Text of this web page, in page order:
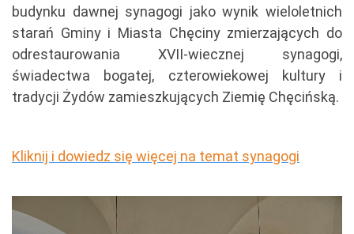
budynku dawnej synagogi jako wynik wieloletnich
starań Gminy i Miasta Chęciny zmierzających do
odrestaurowania XVII-wiecznej synagogi,
świadectwa bogatej, czterowiekowej kultury i
tradycji Żydów zamieszkujących Ziemię Chęcińską.
Kliknij i dowiedz się więcej na temat synagogi